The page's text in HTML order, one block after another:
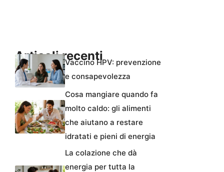
Articoli recentiVaccino HPV: prevenzione
e consapevolezza
Cosa mangiare quando fa
molto caldo: gli alimenti
che aiutano a restare
idratati e pieni di energia
La colazione che dà
energia per tutta la